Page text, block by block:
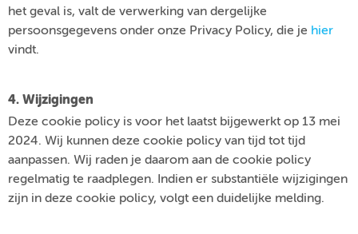
het geval is, valt de verwerking van dergelijke
persoonsgegevens onder onze Privacy Policy, die je hier
vindt.
4. Wijzigingen
Deze cookie policy is voor het laatst bijgewerkt op 13 mei
2024. Wij kunnen deze cookie policy van tijd tot tijd
aanpassen. Wij raden je daarom aan de cookie policy
regelmatig te raadplegen. Indien er substantiële wijzigingen
zijn in deze cookie policy, volgt een duidelijke melding.